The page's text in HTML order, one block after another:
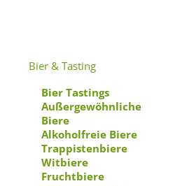
Bier & Tasting
Bier Tastings
Außergewöhnliche
Biere
Alkoholfreie Biere
Trappistenbiere
Witbiere
Fruchtbiere